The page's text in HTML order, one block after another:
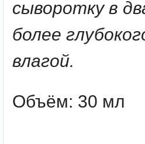
сыворотку в
более
влагой.
Объём: 30 мл